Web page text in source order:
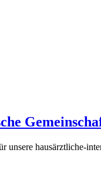
hausärztliche-